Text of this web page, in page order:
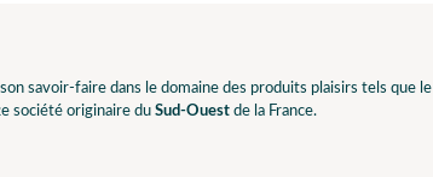
savoir-faire dans le domaine des produits plaisirs tels que le
société originaire du Sud-Ouest de la France.